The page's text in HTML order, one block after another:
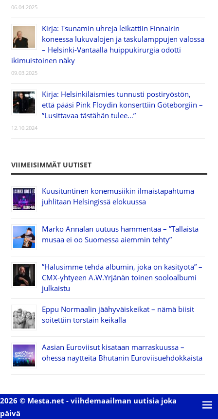
06.04.2025
Kirja: Tsunamin uhreja leikattiin Finnairin
koneessa lukuvalojen ja taskulamppujen valossa
– Helsinki-Vantaalla huippukirurgia odotti
ikimuistoinen näky
09.03.2025
Kirja: Helsinkiläismies tunnusti postiryöstön,
että pääsi Pink Floydin konserttiin Göteborgiin –
”Lusittavaa tästähän tulee…”
12.10.2024
VIIMEISIMMÄT UUTISET
Kuusituntinen konemusiikin ilmaistapahtuma
juhlitaan Helsingissä elokuussa
Marko Annalan uutuus hämmentää – ”Tällaista
musaa ei oo Suomessa aiemmin tehty”
”Halusimme tehdä albumin, joka on käsityötä” –
CMX-yhtyeen A.W.Yrjänän toinen sooloalbumi
julkaistu
Eppu Normaalin jäähyväiskeikat – nämä biisit
soitettiin torstain keikalla
Aasian Euroviisut kisataan marraskuussa –
ohessa näytteitä Bhutanin Euroviisuehdokkaista
2026 © Mesta.net - viihdemaailman uutisia joka
päivä